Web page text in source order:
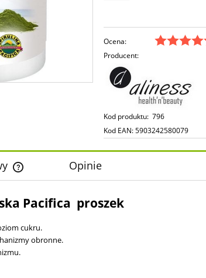
Ocena:
Producent:
Kod produktu: 796
Kod EAN:5903242580079
Cena nie zawiera ewentualnych kosztów
płatności
Opinie
Pacifica proszek
cukru.
obronne.